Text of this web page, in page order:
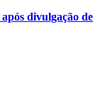
divulgação de